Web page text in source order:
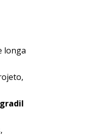
longa
gradil